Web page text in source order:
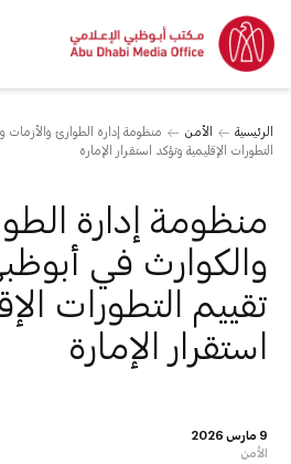
الرئيسية الأمن
منظومة إدارة الطوارئ والأزمات
التطورات الإقليمية وتؤكد استقرار الإمارة
9 مارس 2026
الأمن
منظومة إدارة
والكوارث في
تقييم التطورات
استقرار الإمارة